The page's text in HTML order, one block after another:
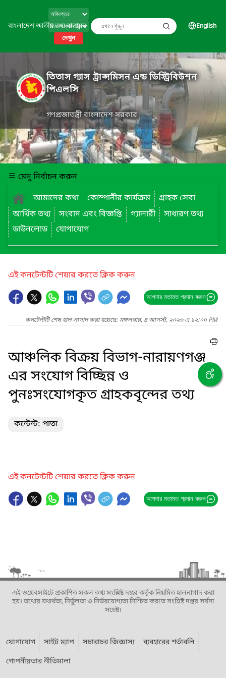
বাংলাদেশ জাতীয় তথ্য বাতায়ন
দেখুন
English
তিতাস গ্যাস ট্রান্সমিসন এন্ড ডিস্ট্রিবিউশন
পিএলসি
গণপ্রজাতন্ত্রী বাংলাদেশ সরকার
মেনু নির্বাচন করুন
আমাদের কথা
কোম্পানীর কার্যক্রম
গ্রাহক সেবা
আর্থিক তথ্য
সংবাদ এবং বিজ্ঞপ্তি গ্যালারী
সাধারণ তথ্য
ডাউনলোড
যোগাযোগ
এই কনটেন্টটি শেয়ার করতে ক্লিক করুন
আপনার মতামত প্রদান করুন
কনটেন্টটি শেষ হাল-নাগাদ করা হয়েছে: মঙ্গলবার, ৪ আগস্ট, ২০২৬ এ ১২:০০ PM
আঞ্চলিক বিক্রয় বিভাগ-নারায়ণগঞ্জ
এর সংযোগ বিচ্ছিন্ন ও
পুনঃসংযোগকৃত গ্রাহকবৃন্দের তথ্য
কন্টেন্ট: পাতা
এই কনটেন্টটি শেয়ার করতে ক্লিক করুন
আপনার মতামত প্রদান করুন
এই ওয়েবসাইটে প্রকাশিত সকল তথ্য সংশ্লিষ্ট দপ্তর কর্তৃক নিয়মিত হালনাগাদ করা
হয়। তথ্যের যথার্থতা, নির্ভুলতা ও নির্ভরযোগ্যতা নিশ্চিত করতে সংশ্লিষ্ট দপ্তর সর্বদা
সচেষ্ট।
যোগাযোগ সাইট ম্যাপ সচারাচর জিজ্ঞাস্য
ব্যবহারের শর্তাবলি
গোপনীয়তার নীতিমালা